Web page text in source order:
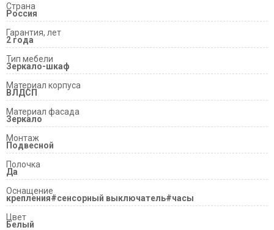
Страна
Россия
Гарантия, лет
2 года
Тип мебели
Зеркало-шкаф
Материал корпуса
ВЛДСП
Материал фасада
Зеркало
Монтаж
Подвесной
Полочка
Да
Оснащение
крепления#сенсорный выключатель#часы
Цвет
Белый